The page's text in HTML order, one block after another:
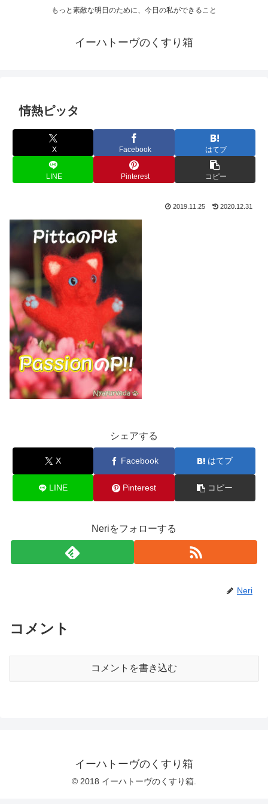
もっと素敵な明日のために、今日の私ができること
イーハトーヴのくすり箱
情熱ピッタ
X Facebook はてブ
LINE Pinterest コピー
2019.11.25 2020.12.31
シェアする
X Facebook はてブ
LINE Pinterest コピー
Neriをフォローする
Neri
コメント
コメントを書き込む
イーハトーヴのくすり箱
© 2018 イーハトーヴのくすり箱.